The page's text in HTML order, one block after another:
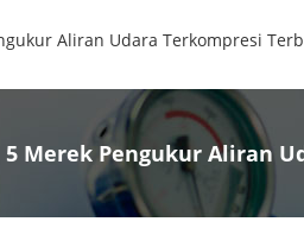
Aliran Udara Terkompresi
5 Merek Pengukur Aliran